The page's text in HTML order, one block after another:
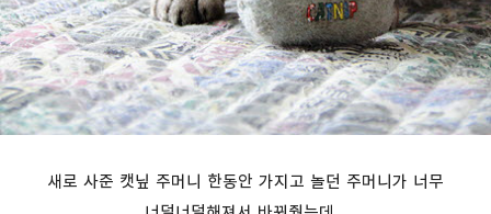
새로 사준 캣닢 주머니 한동안 가지고 놀던 주머니가 너무